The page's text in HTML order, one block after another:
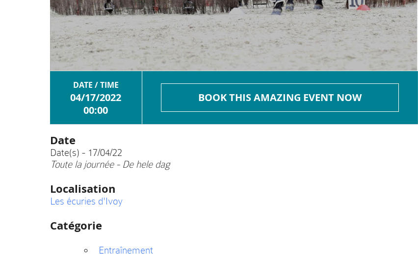
DATE / TIME
04/17/2022
00:00
BOOK THIS AMAZING EVENT NOW
Date
Date(s) - 17/04/22
Toute la journée - De hele dag
Localisation
Les écuries d'Ivoy
Catégorie
Entraînement